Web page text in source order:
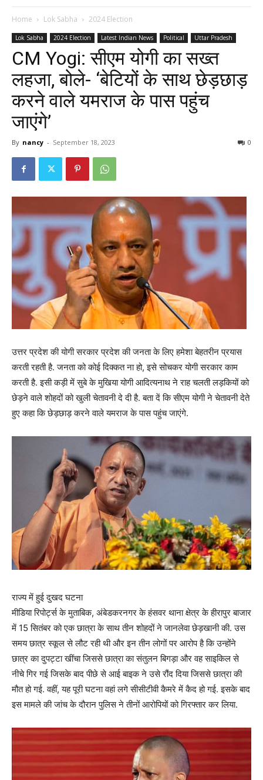
Home Lok Sabha 2024 Election
Lok Sabha 2024 Election Latest Indian News Political Uttar Pradesh
CM Yogi: सीएम योगी का सख्त
लहजा, बोले- ‘बेटियों के साथ छेड़छाड़
करने वाले यमराज के पास पहुंच
जाएंगे’
By nancy - September 18, 2023 0
उत्तर प्रदेश की योगी सरकार प्रदेश की जनता के लिए हमेशा बेहतरीन प्रयास
करती रहती है. जनता को कोई दिक्कत ना हो, इसे सोचकर योगी सरकार काम
करती है. इसी कड़ी में सुबे के मुखिया योगी आदित्यनाथ ने राह चलती लड़कियों को
छेड़ने वाले शोहदों को खुली चेतावनी दे दी है. बता दें कि सीएम योगी ने चेतावनी देते
हुए कहा कि छेड़छाड़ करने वाले यमराज के पास पहुंच जाएंगे.
राज्य में हुई दुखद घटना
मीडिया रिपोर्ट्स के मुताबिक, अंबेडकरनगर के हंसवर थाना क्षेत्र के हीरापुर बाजार
में 15 सितंबर को एक छात्रा के साथ तीन शोहदों ने जानलेवा छेड़खानी की. उस
समय छात्र स्कूल से लौट रही थी और इन तीन लोगों पर आरोप है कि उन्होंने
छात्र का दुपट्टा खींचा जिससे छात्रा का संतुलन बिगड़ा और वह साइकिल से
नीचे गिर गई जिसके बाद पीछे से आई बाइक ने उसे रौंद दिया जिससे छात्रा की
मौत हो गई. वहीं, यह पूरी घटना वहां लगे सीसीटीवी कैमरे में कैद हो गई. इसके बाद
इस मामले की जांच के दौरान पुलिस ने तीनों आरोपियों को गिरफ्तार कर लिया.